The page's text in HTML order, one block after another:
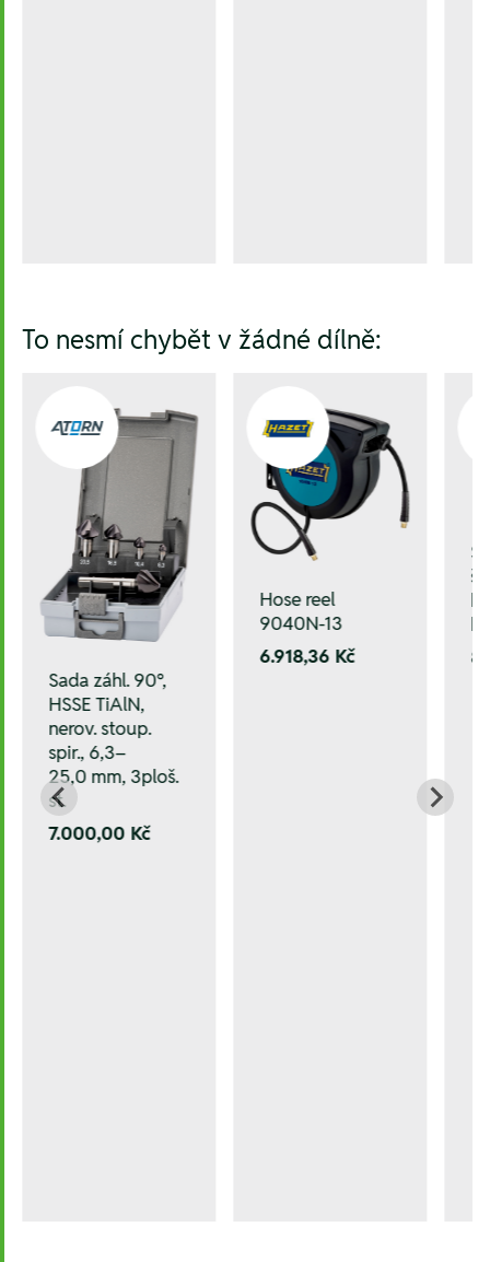
To nesmí chybět v žádné dílně:
Sada záhl. 90°,
HSSE TiAlN,
nerov. stoup.
spir., 6,3–
25,0 mm, 3ploš.
st.
7.000,00 Kč
Hose reel
9040N-13
6.918,36 Kč